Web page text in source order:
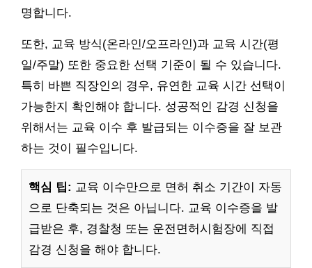
명합니다.
또한, 교육 방식(온라인/오프라인)과 교육 시간(평
일/주말) 또한 중요한 선택 기준이 될 수 있습니다.
특히 바쁜 직장인의 경우, 유연한 교육 시간 선택이
가능한지 확인해야 합니다. 성공적인 감경 신청을
위해서는 교육 이수 후 발급되는 이수증을 잘 보관
하는 것이 필수입니다.
핵심 팁: 교육 이수만으로 면허 취소 기간이 자동
으로 단축되는 것은 아닙니다. 교육 이수증을 발
급받은 후, 경찰청 또는 운전면허시험장에 직접
감경 신청을 해야 합니다.